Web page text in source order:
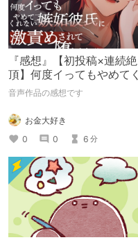
『感想』【初投稿×連続絶
頂】何度イってもやめてく
れない嫉妬彼氏に激責めさ
音声作品の感想です
お金大好き
0
0 6 分